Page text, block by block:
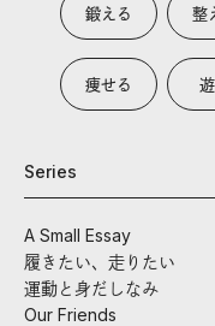
鍛える 整
痩せる
Series
A Small Essay
履きたい、走りたい
運動と身だしなみ
Our Friends